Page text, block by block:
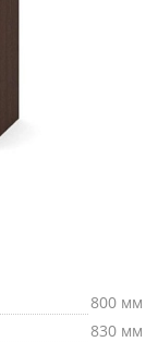
800 мм
830 мм